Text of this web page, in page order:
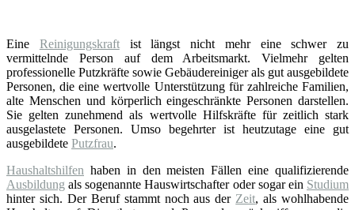
Eine Reinigungskraftist längst nicht mehr eine schwer zu
vermittelnde Person auf dem Arbeitsmarkt. Vielmehr gelten
professionelle Putzkräfte sowie Gebäudereiniger als gut ausgebildete
Personen, die eine wertvolle Unterstützung für zahlreiche Familien,
alte Menschen und körperlich eingeschränkte Personen darstellen.
Sie gelten zunehmend als wertvolle Hilfskräfte für zeitlich stark
ausgelastete Personen. Umso begehrter ist heutzutage eine gut
ausgebildete Putzfrau.
Haushaltshilfen haben in den meisten Fällen eine qualifizierende
Ausbildung als sogenannte Hauswirtschafter oder sogar ein Studium
hinter sich. Der Beruf stammt noch aus der Zeit, als wohlhabende